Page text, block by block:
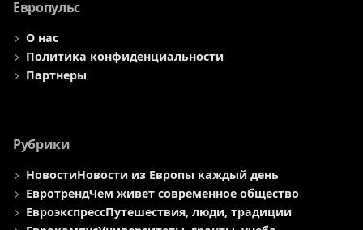
Европульс
О нас
Политика конфиденциальности
Партнеры
Рубрики
НовостиНовости из Европы каждый день
ЕвротрендЧем живет современное общество
ЕвроэкспрессПутешествия, люди, традиции